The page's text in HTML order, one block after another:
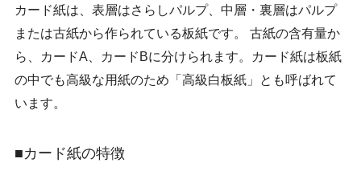
カード紙は、表層はさらしパルプ、中層・裏層はパルプ
または古紙から作られている板紙です。 古紙の含有量か
ら、カードA、カードBに分けられます。カード紙は板紙
の中でも高級な用紙のため「高級白板紙」とも呼ばれて
います。
■カード紙の特徴